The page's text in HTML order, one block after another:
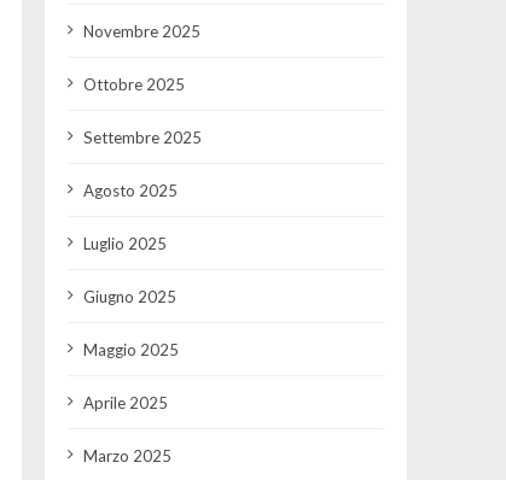
Novembre 2025
Ottobre 2025
Settembre 2025
Agosto 2025
Luglio 2025
Giugno 2025
Maggio 2025
Aprile 2025
Marzo 2025